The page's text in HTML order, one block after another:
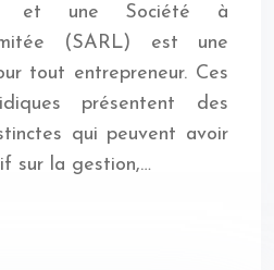
et une Société à
(SARL) est une
tout entrepreneur. Ces
présentent des
qui peuvent avoir
sur la gestion,…